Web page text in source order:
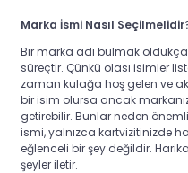
Marka İsmi Nasıl
Bir marka adı bulmak
süreçtir. Çünkü olası isimler
zaman kulağa hoş gelen ve
bir isim olursa ancak
getirebilir. Bunlar neden
ismi, yalnızca kartvizitinizde
eğlenceli bir şey değildir.
şeyler iletir.